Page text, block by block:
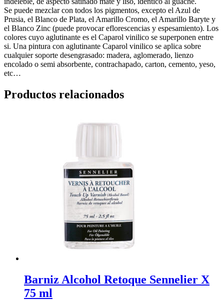
Se puede mezclar con todos los pigmentos, excepto el Azul de
Prusia, el Blanco de Plata, el Amarillo Cromo, el Amarillo Baryte y
el Blanco Zinc (puede provocar eflorescencias y espesamiento). Los
colores cuyo aglutinante es el Caparol vinilico se superponen entre
si. Una pintura con aglutinante Caparol vinilico se aplica sobre
cualquier soporte desengrasado: madera, aglomerado, lienzo
encolado o semi absorbente, contrachapado, carton, cemento, yeso,
etc…
Productos relacionados
Barniz Alcohol Retoque Sennelier X
75 ml